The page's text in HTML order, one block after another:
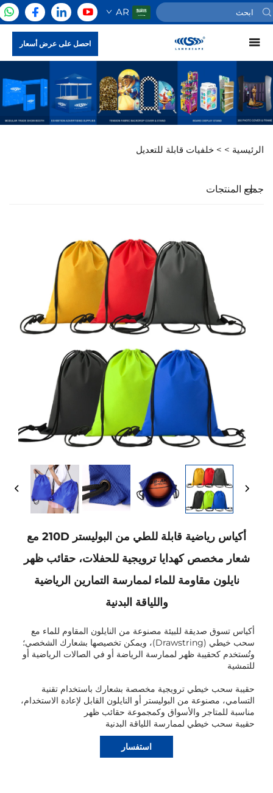
AR
احصل على عرض أسعار
الرئيسية > > خلفيات قابلة للتعديل
جميع المنتجات
أكياس رياضية قابلة للطي من البوليستر 210D مع
شعار مخصص كهدايا ترويجية للحفلات، حقائب ظهر
نايلون مقاومة للماء لممارسة التمارين الرياضية
واللياقة البدنية
أكياس تسوق صديقة للبيئة مصنوعة من النايلون المقاوم للماء مع
سحب خيطي (Drawstring)، ويمكن تخصيصها بشعارك الشخصي؛
وتُستخدم كحقيبة ظهر لممارسة الرياضة أو في الصالات الرياضية أو
للتمشية
حقيبة سحب خيطي ترويجية مخصصة بشعارك باستخدام تقنية
التسامي، مصنوعة من البوليستر أو النايلون القابل لإعادة الاستخدام،
مناسبة للمتاجر والأسواق وكمجموعة حقائب ظهر
حقيبة سحب خيطي لممارسة اللياقة البدنية
استفسار